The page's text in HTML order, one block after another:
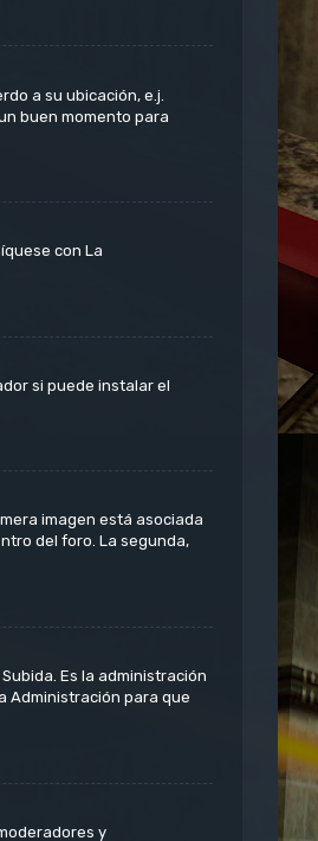
a su ubicación, e.j.
buen momento para
con La
si puede instalar el
imagen está asociada
del foro. La segunda,
Es la administración
Administración para que
y